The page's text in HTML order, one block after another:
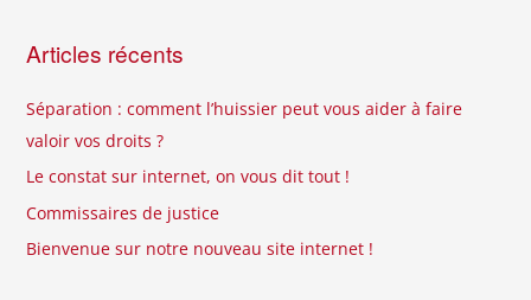
h
e
r
Articles récents
Séparation : comment l’huissier peut vous aider à faire
valoir vos droits ?
Le constat sur internet, on vous dit tout !
Commissaires de justice
Bienvenue sur notre nouveau site internet !